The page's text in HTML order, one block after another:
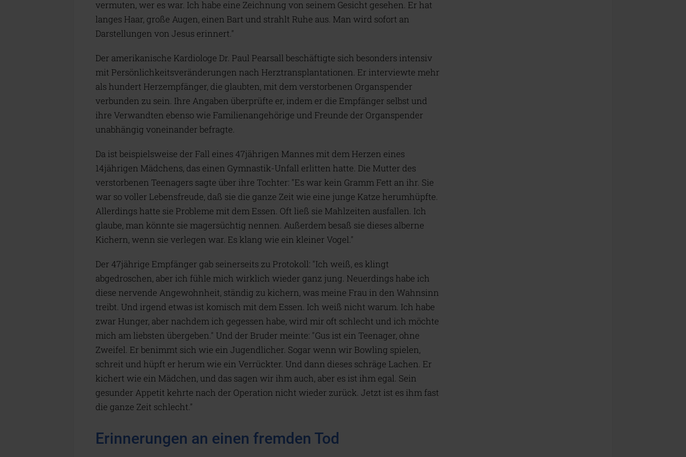
vermuten, wer es war. Ich habe eine Zeichnung von seinem Gesicht gesehen. Er hat
langes Haar, große Augen, einen Bart und strahlt Ruhe aus. Man wird sofort an
Darstellungen von Jesus erinnert."
Der amerikanische Kardiologe Dr. Paul Pearsall beschäftigte sich besonders intensiv
mit Persönlichkeitsveränderungen nach Herztransplantationen. Er interviewte mehr
als hundert Herzempfänger, die glaubten, mit dem verstorbenen Organspender
verbunden zu sein. Ihre Angaben überprüfte er, indem er die Empfänger selbst und
ihre Verwandten ebenso wie Familienangehörige und Freunde der Organspender
unabhängig voneinander befragte.
Da ist beispielsweise der Fall eines 47jährigen Mannes mit dem Herzen eines
14jährigen Mädchens, das einen Gymnastik-Unfall erlitten hatte. Die Mutter des
verstorbenen Teenagers sagte über ihre Tochter: "Es war kein Gramm Fett an ihr. Sie
war so voller Lebensfreude, daß sie die ganze Zeit wie eine junge Katze herumhüpfte.
Allerdings hatte sie Probleme mit dem Essen. Oft ließ sie Mahlzeiten ausfallen. Ich
glaube, man könnte sie magersüchtig nennen. Außerdem besaß sie dieses alberne
Kichern, wenn sie verlegen war. Es klang wie ein kleiner Vogel."
Der 47jährige Empfänger gab seinerseits zu Protokoll: "Ich weiß, es klingt
abgedroschen, aber ich fühle mich wirklich wieder ganz jung. Neuerdings habe ich
diese nervende Angewohnheit, ständig zu kichern, was meine Frau in den Wahnsinn
treibt. Und irgend etwas ist komisch mit dem Essen. Ich weiß nicht warum. Ich habe
zwar Hunger, aber nachdem ich gegessen habe, wird mir oft schlecht und ich möchte
mich am liebsten übergeben." Und der Bruder meinte: "Gus ist ein Teenager, ohne
Zweifel. Er benimmt sich wie ein Jugendlicher. Sogar wenn wir Bowling spielen,
schreit und hüpft er herum wie ein Verrückter. Und dann dieses schräge Lachen. Er
kichert wie ein Mädchen, und das sagen wir ihm auch, aber es ist ihm egal. Sein
gesunder Appetit kehrte nach der Operation nicht wieder zurück. Jetzt ist es ihm fast
die ganze Zeit schlecht."
Erinnerungen an einen fremden Tod